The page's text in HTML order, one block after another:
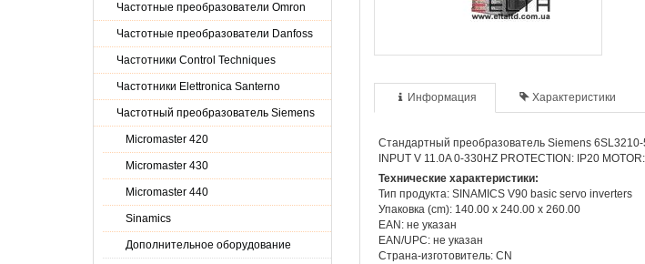
Частотные преобразователи Omron
Частотные преобразователи Danfoss
Частотники Control Techniques
Частотники Elettronica Santerno
Частотный преобразователь Siemens
Micromaster 420
Micromaster 430
Micromaster 440
Sinamics
Дополнительное оборудование
Информация Характеристики
Стандартный преобразователь Siemens
INPUT V 11.0A 0-330HZ PROTECTION: IP20
Технические характеристики:
Тип продукта: SINAMICS V90 basic servo inverters
Упаковка (cm): 140.00 x 240.00 x 260.00
EAN: не указан
EAN/UPC: не указан
Страна-изготовитель: CN